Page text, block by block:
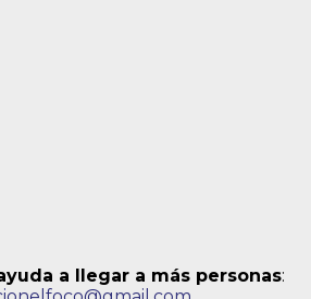
a llegar a más personas: